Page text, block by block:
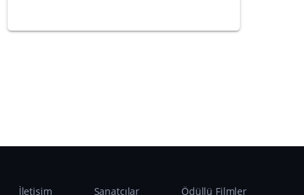
İletişim Sanatçılar Ödüllü Filmler